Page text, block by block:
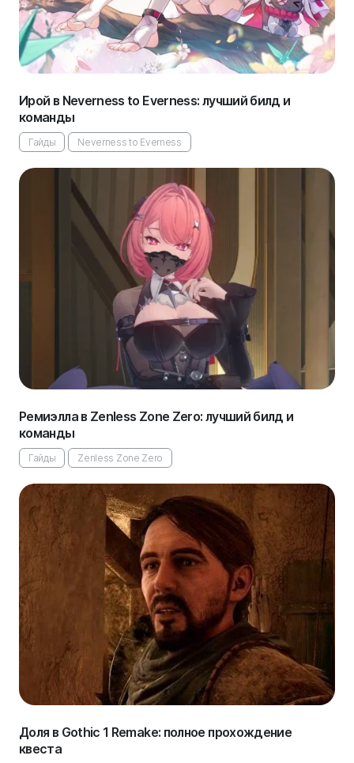
Ирой в Neverness to Everness: лучший билд и
команды
Гайды Neverness to Everness
Ремиэлла в Zenless Zone Zero: лучший билд и
команды
Гайды Zenless Zone Zero
Доля в Gothic 1 Remake: полное прохождение
квеста